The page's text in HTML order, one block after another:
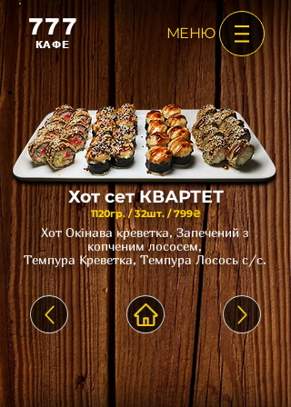
777
КАФЕ
МЕНЮ
Хот сет КВАРТЕТ
1120гр. / 32шт. / 799₴
Хот Окінава креветка, Запечений з
копченим лососем,
Темпура Креветка, Темпура Лосось с/с.